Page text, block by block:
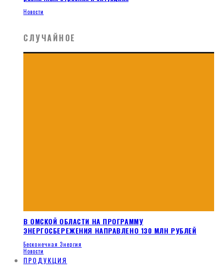
Новости
СЛУЧАЙНОЕ
В ОМСКОЙ ОБЛАСТИ НА ПРОГРАММУ
ЭНЕРГОСБЕРЕЖЕНИЯ НАПРАВЛЕНО 130 МЛН РУБЛЕЙ
Бесконечная Энергия
Новости
ПРОДУКЦИЯ